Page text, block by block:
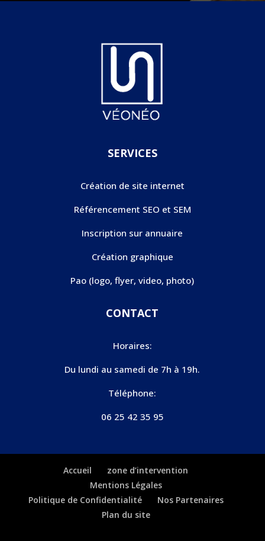
SERVICES
Création de site internet
Référencement SEO et SEM
Inscription sur annuaire
Création graphique
Pao (logo, flyer, video, photo)
CONTACT
Horaires:
Du lundi au samedi de 7h à 19h.
Téléphone:
06 25 42 35 95
Accueil
zone d’intervention
Mentions Légales
Politique de Confidentialité
Nos Partenaires
Plan du site